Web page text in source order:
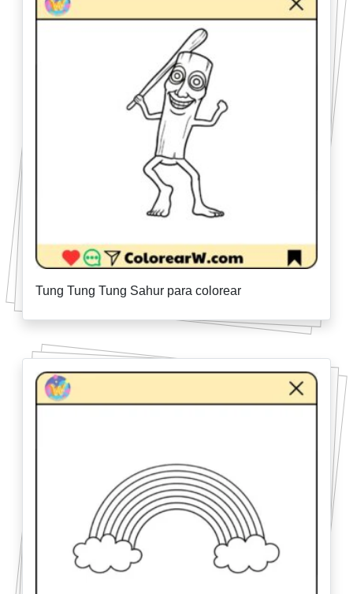
Tung Tung Tung Sahur para colorear